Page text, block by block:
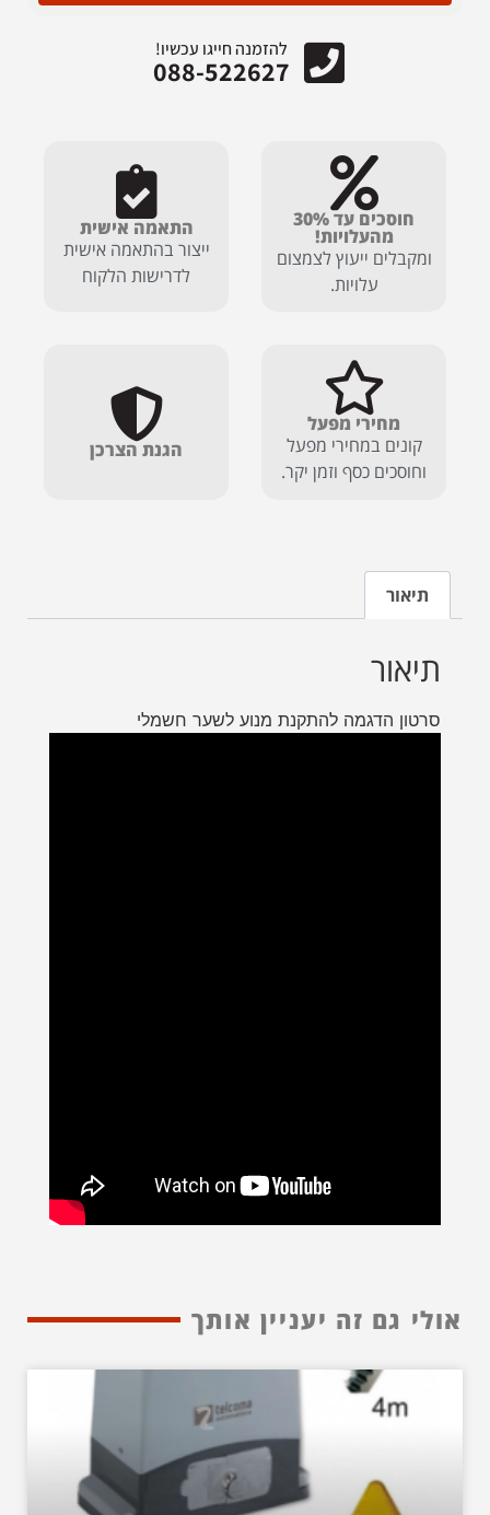
להזמנה חייגו עכשיו!
088-522627
חוסכים עד 30%
מהעלויות!
ומקבלים ייעוץ לצמצום
עלויות.
התאמה אישית
ייצור בהתאמה אישית
לדרישות הלקוח
מחירי מפעל
קונים במחירי מפעל
וחוסכים כסף וזמן יקר.
הגנת הצרכן
תיאור
תיאור
סרטון הדגמה להתקנת מנוע לשער חשמלי
אולי גם זה יעניין אותך